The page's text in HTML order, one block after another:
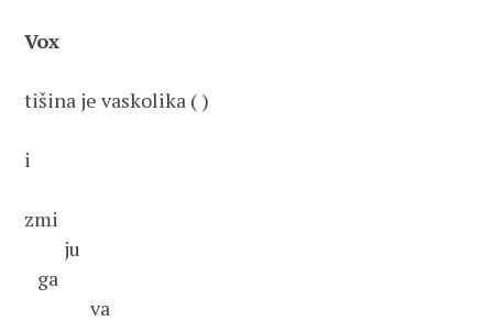
Vox
tišina je vaskolika ( )
i
zmi
               va